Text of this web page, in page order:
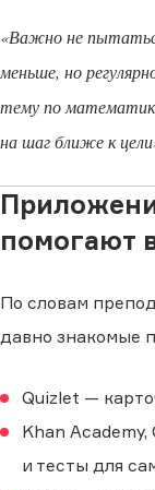
«Важно не
меньше, но
тему по
на шаг ближе к
помогают
По словам
давно знакомые
Quizlet —
Khan
и тесты для